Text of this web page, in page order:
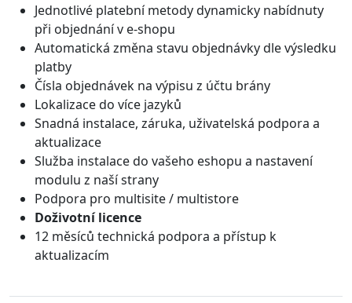
Jednotlivé platební metody dynamicky nabídnuty
při objednání v e-shopu
Automatická změna stavu objednávky dle výsledku
platby
Čísla objednávek na výpisu z účtu brány
Lokalizace do více jazyků
Snadná instalace, záruka, uživatelská podpora a
aktualizace
Služba instalace do vašeho eshopu a nastavení
modulu z naší strany
Podpora pro multisite / multistore
Doživotní licence
12 měsíců technická podpora a přístup k
aktualizacím